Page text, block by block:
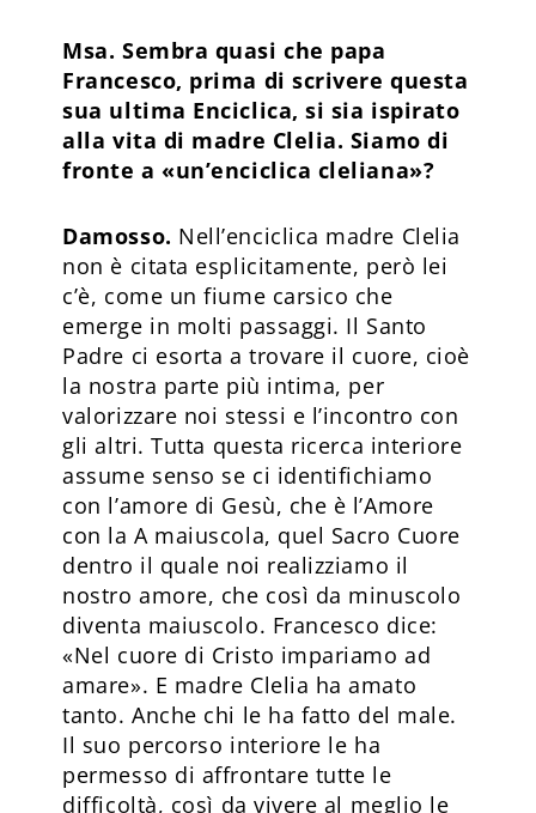
Msa. Sembra quasi che papa
Francesco, prima di scrivere questa
sua ultima Enciclica, si sia ispirato
alla vita di madre Clelia. Siamo di
fronte a «un’enciclica cleliana»?
Damosso. Nell’enciclica madre Clelia
non è citata esplicitamente, però lei
c’è, come un fiume carsico che
emerge in molti passaggi. Il Santo
Padre ci esorta a trovare il cuore, cioè
la nostra parte più intima, per
valorizzare noi stessi e l’incontro con
gli altri. Tutta questa ricerca interiore
assume senso se ci identifichiamo
con l’amore di Gesù, che è l’Amore
con la A maiuscola, quel Sacro Cuore
dentro il quale noi realizziamo il
nostro amore, che così da minuscolo
diventa maiuscolo. Francesco dice:
«Nel cuore di Cristo impariamo ad
amare». E madre Clelia ha amato
tanto. Anche chi le ha fatto del male.
Il suo percorso interiore le ha
permesso di affrontare tutte le
difficoltà, così da vivere al meglio le